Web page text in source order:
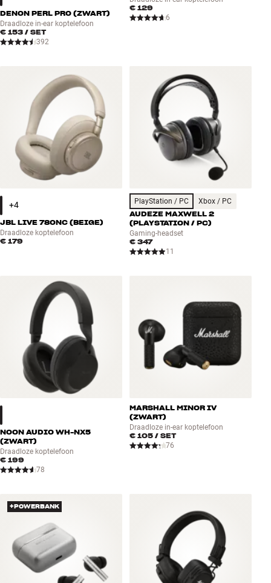
DENON PERL PRO (ZWART)
Draadloze in-ear koptelefoon
€ 153 / SET
392
€ 129
6
JBL LIVE 780NC (BEIGE)
Draadloze koptelefoon
€ 179
PlayStation / PC Xbox / PC
AUDEZE MAXWELL 2
(PLAYSTATION / PC)
Gaming-headset
€ 347
11
NOON AUDIO WH-NX5
(ZWART)
Draadloze koptelefoon
€ 199
78
MARSHALL MINOR IV
(ZWART)
Draadloze in-ear koptelefoon
€ 105 / SET
76
+POWERBANK